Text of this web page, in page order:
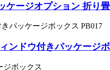
ージオプション 折り
ンドウ付きパッケージ